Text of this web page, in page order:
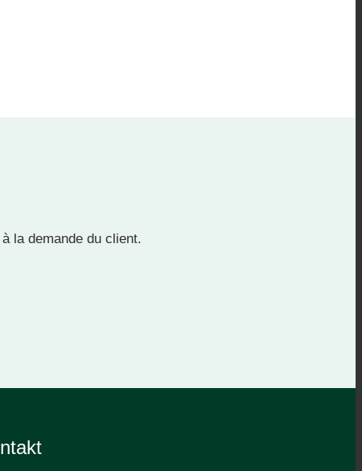
la demande du client.